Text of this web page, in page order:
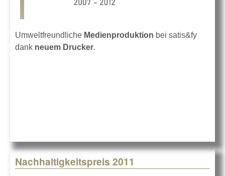
Umweltfreundliche Medienproduktion bei satis&fy
dank neuem Drucker.
Nachhaltigkeitspreis 2011